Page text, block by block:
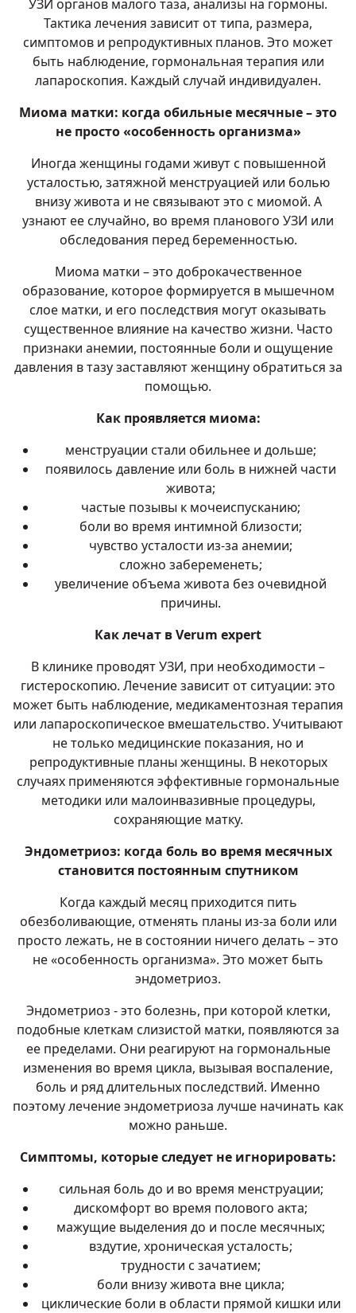
УЗИ органов малого таза, анализы на гормоны.
Тактика лечения зависит от типа, размера,
симптомов и репродуктивных планов. Это может
быть наблюдение, гормональная терапия или
лапароскопия. Каждый случай индивидуален.
Миома матки: когда обильные месячные – это
не просто «особенность организма»
Иногда женщины годами живут с повышенной
усталостью, затяжной менструацией или болью
внизу живота и не связывают это с миомой. А
узнают ее случайно, во время планового УЗИ или
обследования перед беременностью.
Миома матки – это доброкачественное
образование, которое формируется в мышечном
слое матки, и его последствия могут оказывать
существенное влияние на качество жизни. Часто
признаки анемии, постоянные боли и ощущение
давления в тазу заставляют женщину обратиться за
помощью.
Как проявляется миома:
менструации стали обильнее и дольше;
появилось давление или боль в нижней части
живота;
частые позывы к мочеиспусканию;
боли во время интимной близости;
чувство усталости из-за анемии;
сложно забеременеть;
увеличение объема живота без очевидной
причины.
Как лечат в Verum expert
В клинике проводят УЗИ, при необходимости –
гистероскопию. Лечение зависит от ситуации: это
может быть наблюдение, медикаментозная терапия
или лапароскопическое вмешательство. Учитывают
не только медицинские показания, но и
репродуктивные планы женщины. В некоторых
случаях применяются эффективные гормональные
методики или малоинвазивные процедуры,
сохраняющие матку.
Эндометриоз: когда боль во время месячных
становится постоянным спутником
Когда каждый месяц приходится пить
обезболивающие, отменять планы из-за боли или
просто лежать, не в состоянии ничего делать – это
не «особенность организма». Это может быть
эндометриоз.
Эндометриоз - это болезнь, при которой клетки,
подобные клеткам слизистой матки, появляются за
ее пределами. Они реагируют на гормональные
изменения во время цикла, вызывая воспаление,
боль и ряд длительных последствий. Именно
поэтому лечение эндометриоза лучше начинать как
можно раньше.
Симптомы, которые следует не игнорировать:
сильная боль до и во время менструации;
дискомфорт во время полового акта;
мажущие выделения до и после месячных;
вздутие, хроническая усталость;
трудности с зачатием;
боли внизу живота вне цикла;
циклические боли в области прямой кишки или